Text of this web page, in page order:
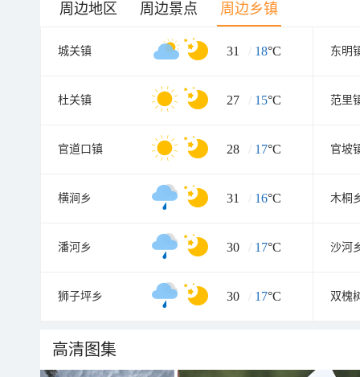
周边地区 周边景点 周边乡镇
城关镇 31 / 18°C 东明
杜关镇 27 / 15°C 范里
官道口镇 28 / 17°C 官坡
横涧乡 31 / 16°C 木桐
潘河乡 30 / 17°C 沙河
狮子坪乡 30 / 17°C 双槐
高清图集